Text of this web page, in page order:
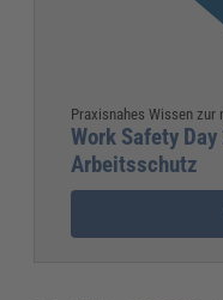
Praxisnahes Wissen zur
Work Safety
Arbeitsschutz